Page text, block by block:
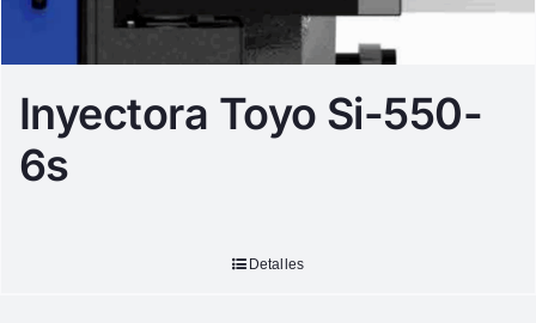
Inyectora Toyo Si-550-
6s
Detalles